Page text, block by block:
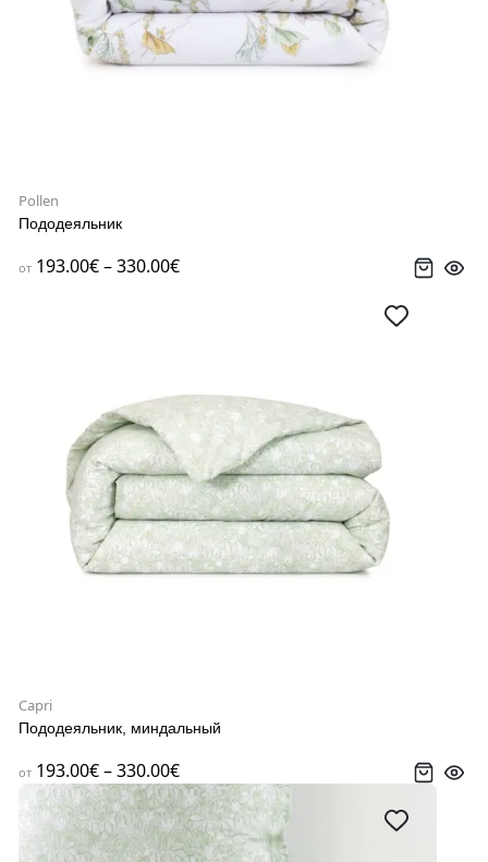
Pollen
Пододеяльник
от 193.00€ – 330.00€
Capri
Пододеяльник, миндальный
от 193.00€ – 330.00€